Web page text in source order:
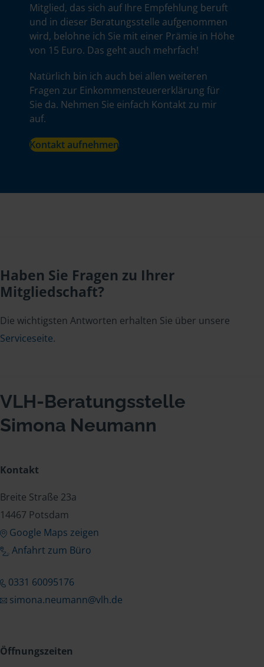
Mitglied, das sich auf Ihre Empfehlung beruft
und in dieser Beratungsstelle aufgenommen
wird, belohne ich Sie mit einer Prämie in Höhe
von 15 Euro. Das geht auch mehrfach!
Natürlich bin ich auch bei allen weiteren
Fragen zur Einkommensteuererklärung für
Sie da. Nehmen Sie einfach Kontakt zu mir
auf.
Kontakt aufnehmen
Haben Sie Fragen zu Ihrer
Mitgliedschaft?
Die wichtigsten Antworten erhalten Sie über unsere
Serviceseite.
VLH-Beratungsstelle
Simona Neumann
Kontakt
Breite Straße 23a
14467 Potsdam
Google Maps zeigen
Anfahrt zum Büro
0331 60095176
simona.neumann@vlh.de
Öffnungszeiten